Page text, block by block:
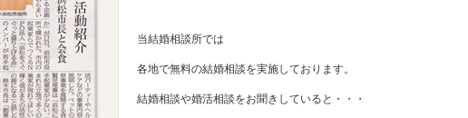
当結婚相談所では
各地で無料の結婚相談を実施しております。
結婚相談や婚活相談をお聞きしていると・・・